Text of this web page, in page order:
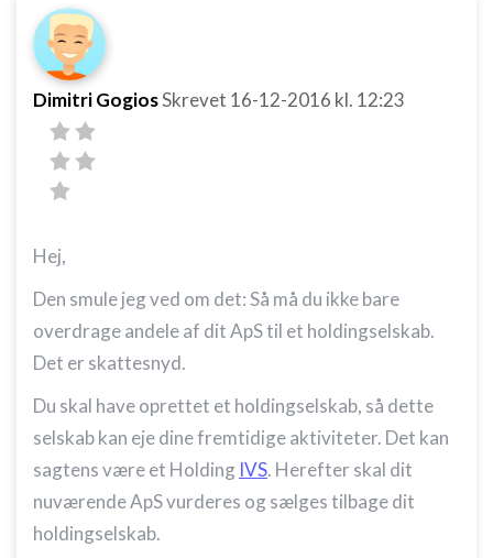
Dimitri GogiosSkrevet 16-12-2016 kl. 12:23
Hej,
Den smule jeg ved om det: Så må du ikke bare
overdrage andele af dit ApS til et holdingselskab.
Det er skattesnyd.
Du skal have oprettet et holdingselskab, så dette
selskab kan eje dine fremtidige aktiviteter. Det kan
sagtens være et Holding IVS. Herefter skal dit
nuværende ApS vurderes og sælges tilbage dit
holdingselskab.